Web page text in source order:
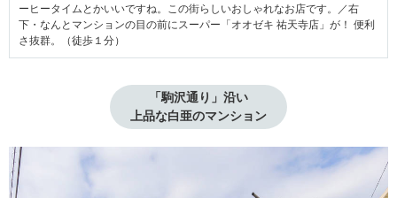
ーヒータイムとかいいですね。この街らしいおしゃれなお店です。／右
下・なんとマンションの目の前にスーパー「オオゼキ 祐天寺店」が！ 便利
さ抜群。（徒歩１分）
「駒沢通り」沿い
上品な白亜のマンション